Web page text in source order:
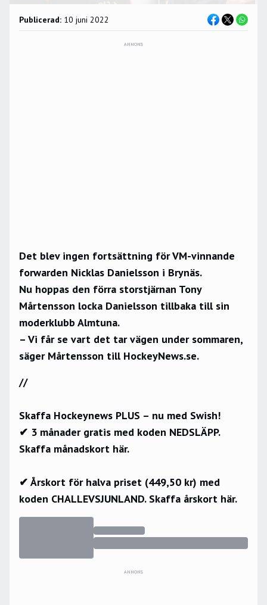
Publicerad: 10 juni 2022
ANNONS
Det blev ingen fortsättning för VM-vinnande
forwarden Nicklas Danielsson i Brynäs.
Nu hoppas den förra storstjärnan Tony
Mårtensson locka Danielsson tillbaka till sin
moderklubb Almtuna.
– Vi får se vart det tar vägen under sommaren,
säger Mårtensson till HockeyNews.se.
//
Skaffa Hockeynews PLUS – nu med Swish!
✔ 3 månader gratis med koden NEDSLÄPP.
Skaffa månadskort här.
✔ Årskort för halva priset (449,50 kr) med
koden CHALLEVSJUNLAND. Skaffa årskort här.
ANNONS